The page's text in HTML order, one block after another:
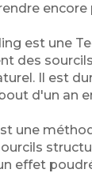
encore
est une
des
Il est
d'un an
une
effet